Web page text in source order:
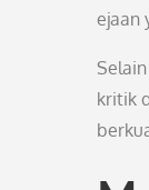
ejaan
kritik